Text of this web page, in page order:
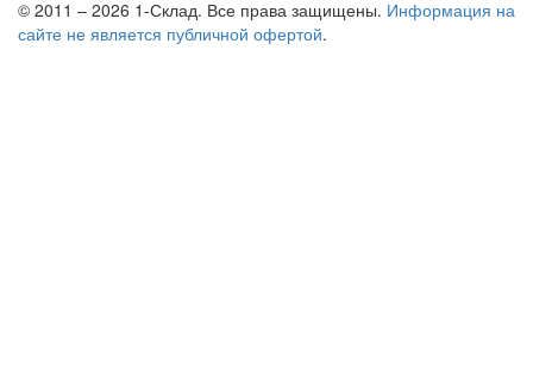
© 2011 – 2026 1-Склад. Все права защищены. Информация на
сайте не является публичной офертой.